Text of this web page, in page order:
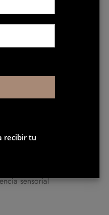
para
Aroma a
de significado y
sensorial
recibir tu